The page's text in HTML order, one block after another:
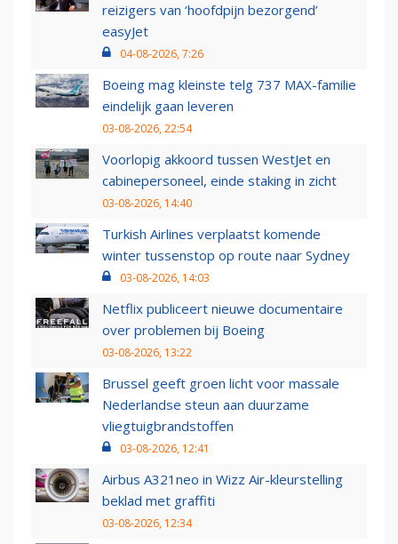
reizigers van ‘hoofdpijn bezorgend’
easyJet
04-08-2026, 7:26
Boeing mag kleinste telg 737 MAX-familie
eindelijk gaan leveren
03-08-2026, 22:54
Voorlopig akkoord tussen WestJet en
cabinepersoneel, einde staking in zicht
03-08-2026, 14:40
Turkish Airlines verplaatst komende
winter tussenstop op route naar Sydney
03-08-2026, 14:03
Netflix publiceert nieuwe documentaire
over problemen bij Boeing
03-08-2026, 13:22
Brussel geeft groen licht voor massale
Nederlandse steun aan duurzame
vliegtuigbrandstoffen
03-08-2026, 12:41
Airbus A321neo in Wizz Air-kleurstelling
beklad met graffiti
03-08-2026, 12:34